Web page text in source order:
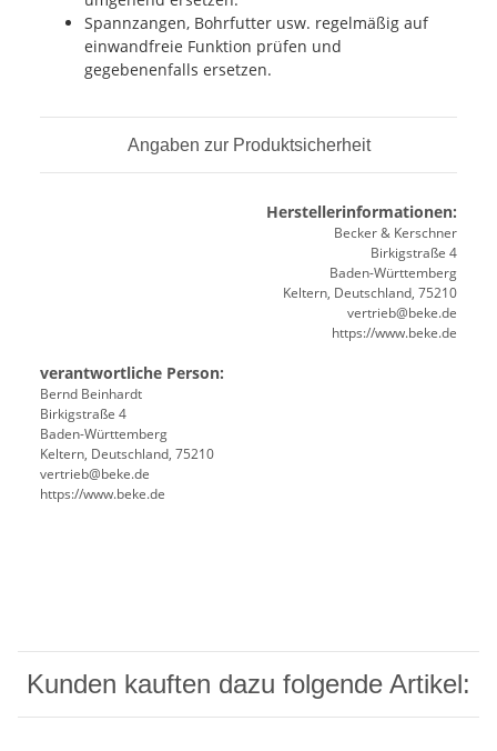
Spannzangen, Bohrfutter usw. regelmäßig auf
einwandfreie Funktion prüfen und
gegebenenfalls ersetzen.
Angaben zur Produktsicherheit
Herstellerinformationen:
Becker & Kerschner
Birkigstraße 4
Baden-Württemberg
Keltern, Deutschland, 75210
vertrieb@beke.de
https://www.beke.de
verantwortliche Person:
Bernd Beinhardt
Birkigstraße 4
Baden-Württemberg
Keltern, Deutschland, 75210
vertrieb@beke.de
https://www.beke.de
Kunden kauften dazu folgende Artikel: